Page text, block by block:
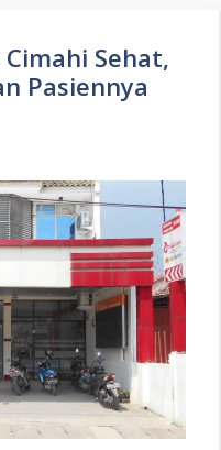
Sehat,
Pasiennya